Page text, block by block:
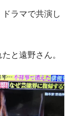
ラマで共演し
と遠野さん。